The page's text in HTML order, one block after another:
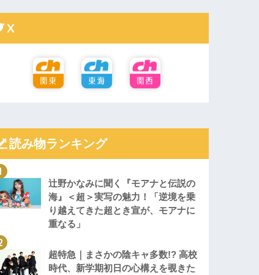
X
読み物ランキング
辻野かなみに聞く『モアナと伝説の
海』＜超＞実写の魅力！「逆境を乗
り越えてきた超とき宣が、モアナに
重なる」
超特急｜まさかの陰キャ多数!? 高校
時代、新学期初日の心構えを覗きた